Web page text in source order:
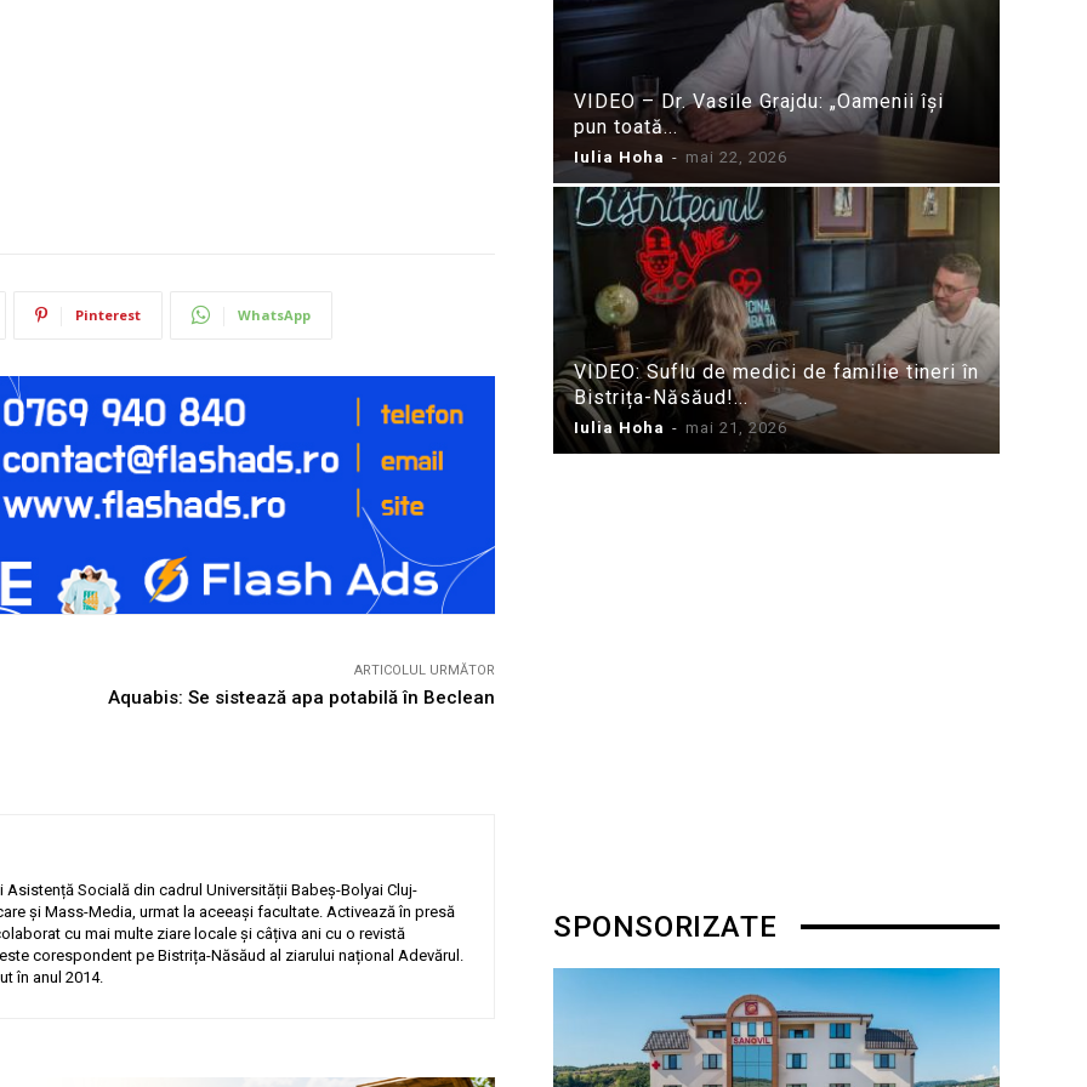
Pinterest WhatsApp
ARTICOLUL URMĂTOR
Aquabis: Se sistează apa potabilă în Beclean
Socială din cadrul Universității Babeș-Bolyai Cluj-
și Mass-Media, urmat la aceeași facultate. Activează în presă
cu mai multe ziare locale și câțiva ani cu o revistă
corespondent pe Bistrița-Năsăud al ziarului național Adevărul.
în anul 2014.
VIDEO – Dr. Vasile Grajdu: „Oamenii își
pun toată...
Iulia Hoha - mai 22, 2026
VIDEO: Suflu de medici de familie tineri în
Bistrița-Năsăud!...
Iulia Hoha - mai 21, 2026
SPONSORIZATE